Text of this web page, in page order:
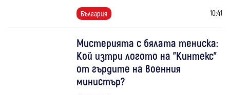
България 10:41
Мистерията с бялата тениска:
Кой изтри логото на "Кинтекс"
от гърдите на военния
министър?